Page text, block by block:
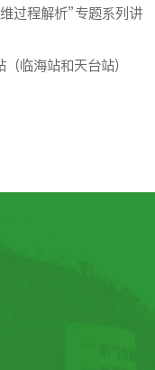
过程解析”专题系列讲
临海站和天台站）